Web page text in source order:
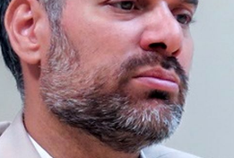
بورس تهران